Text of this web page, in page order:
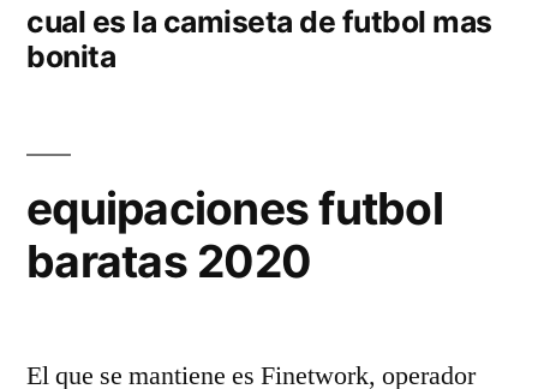
cual es la camiseta de futbol mas
bonita
equipaciones futbol
baratas 2020
El que se mantiene es Finetwork, operador